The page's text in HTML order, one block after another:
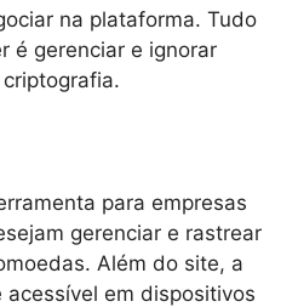
na plataforma. Tudo
é gerenciar e ignorar
para empresas
gerenciar e rastrear
Além do site, a
em dispositivos